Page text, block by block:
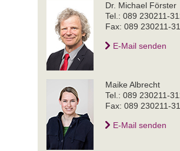
Dr. Michael Förster
Tel.: 089 230211-
Fax: 089 230211-
E-Mail senden
Maike Albrecht
Tel.: 089 230211-
Fax: 089 230211-
E-Mail senden